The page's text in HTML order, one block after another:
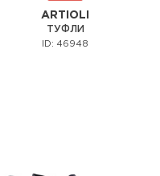
ARTIOLI
ТУФЛИ
ID: 46948